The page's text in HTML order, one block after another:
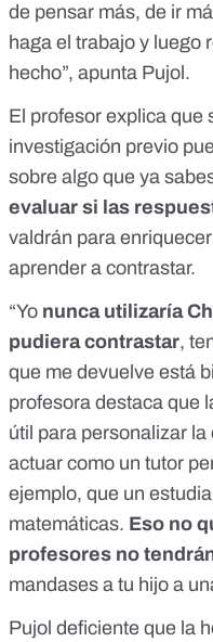
de pensar más, de ir
haga el trabajo y luego
hecho”, apunta Pujol.
El profesor explica que
investigación previo
sobre algo que ya
evaluar si las
valdrán para
aprender a contrastar.
“Yo nunca utilizaría
pudiera contrastar,
que me devuelve está
profesora destaca que
útil para personalizar la
actuar como un tutor
ejemplo, que un
matemáticas. Eso no
profesores no
mandases a tu hijo a
Pujol deficiente que la